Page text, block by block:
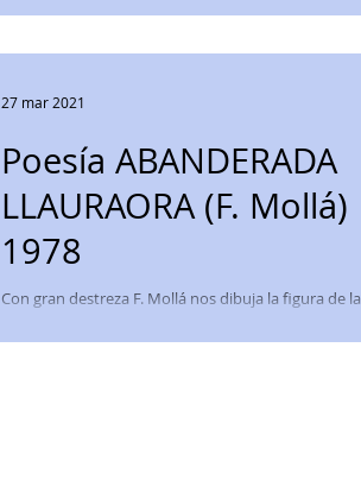
Poesía ABANDERADA
LLAURAORA (F. Mollá)
1978
Con gran destreza F. Mollá nos dibuja la figura de la
paso. #abanderadalabradora...
27 mar 2021